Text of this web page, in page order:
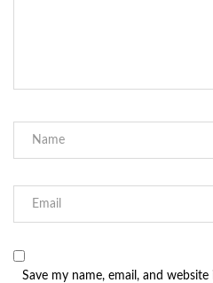
Save my name, email, and